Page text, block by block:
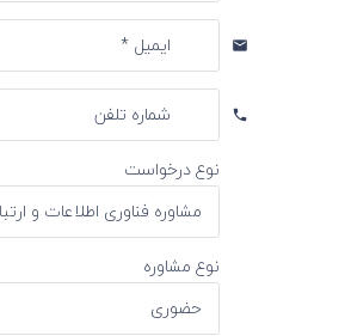
ایمیل * email
شماره تلفن phone
نوع درخواست
نوع مشاوره